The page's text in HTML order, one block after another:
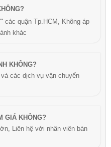
các quận Tp.HCM, Không áp
khác
KHÔNG?
các dịch vụ vận chuyển
GIÁ KHÔNG?
Liên hệ với nhân viên bán